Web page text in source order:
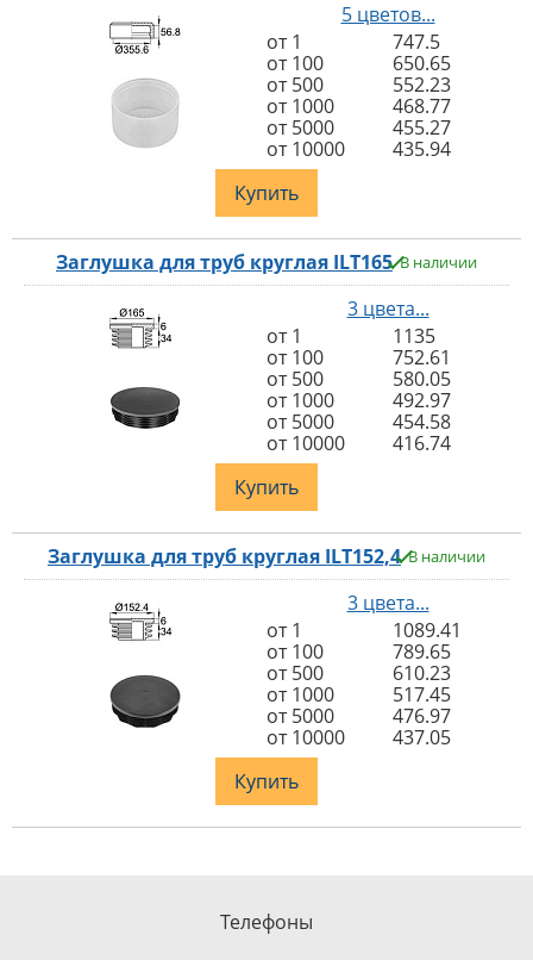
5 цветов...
от 1
747.5
от 100
650.65
от 500
552.23
от 1000
468.77
от 5000
455.27
от 10000
435.94
Купить
Заглушка для труб круглая ILT165 В наличии
3 цвета...
от 1
1135
от 100
752.61
от 500
580.05
от 1000
492.97
от 5000
454.58
от 10000
416.74
Купить
Заглушка для труб круглая ILT152,4 В наличии
3 цвета...
от 1
1089.41
от 100
789.65
от 500
610.23
от 1000
517.45
от 5000
476.97
от 10000
437.05
Купить
Телефоны